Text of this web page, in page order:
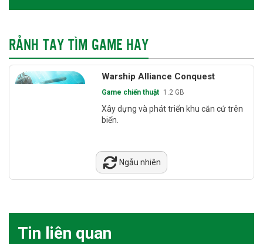
RẢNH TAY TÌM GAME HAY
Warship Alliance Conquest
Game chiến thuật 1.2 GB
Xây dựng và phát triển khu căn cứ trên
biển.
Ngẫu nhiên
Tin liên quan